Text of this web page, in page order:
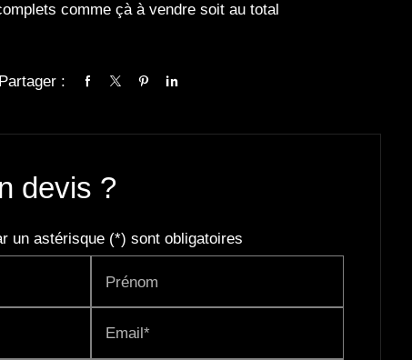
comme çà à vendre soit au total
Partager :
devis ?
un astérisque (*) sont obligatoires
Prénom
Email*